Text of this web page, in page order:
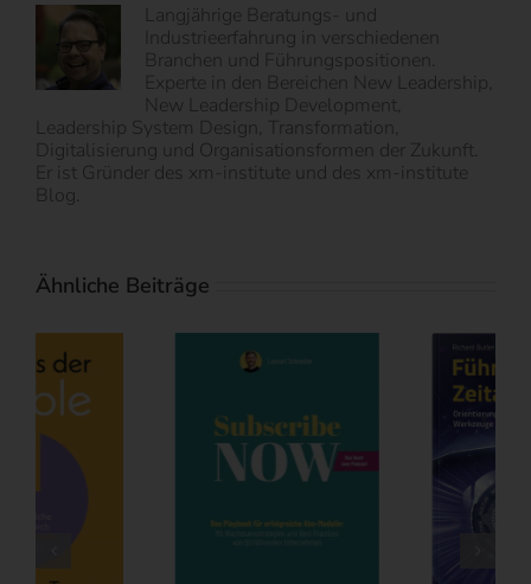
Langjährige Beratungs- und
Industrieerfahrung in verschiedenen
Branchen und Führungspositionen.
Experte in den Bereichen New Leadership,
New Leadership Development,
Leadership System Design, Transformation,
Digitalisierung und Organisationsformen der Zukunft.
Er ist Gründer des xm-institute und des xm-institute
Blog.
Ähnliche Beiträge